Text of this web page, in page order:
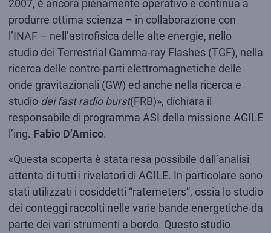
2007, è ancora pienamente operativo e continua a
produrre ottima scienza – in collaborazione con
l’INAF – nell’astrofisica delle alte energie, nello
studio dei Terrestrial Gamma-ray Flashes (TGF), nella
ricerca delle contro-parti elettromagnetiche delle
onde gravitazionali (GW) ed anche nella ricerca e
studio dei fast radio burst(FRB)», dichiara il
responsabile di programma ASI della missione AGILE
l’ing. Fabio D’Amico.
«Questa scoperta è stata resa possibile dall’analisi
attenta di tutti i rivelatori di AGILE. In particolare sono
stati utilizzati i cosiddetti “ratemeters”, ossia lo studio
dei conteggi raccolti nelle varie bande energetiche da
parte dei vari strumenti a bordo. Questo studio